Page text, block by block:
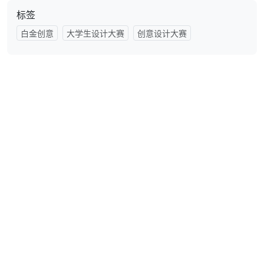
标签
白金创意 大学生设计大赛 创意设计大赛